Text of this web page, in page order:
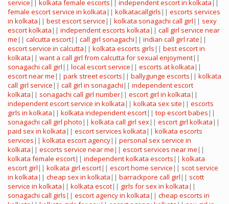
service || kolkata female escorts || independent escort in kolkata ||
female escort service in kolkata || kolkatacallgirls || escorts services
in kolkata || best escort service || kolkata sonagachi call girl || sexy
escort kolkata || independent escorts kolkata || call girl service near
me || calcutta escort|| call girl sonagachi || indian call girl rate ||
escort service in calcutta || kolkata escorts girls || best escort in
kolkata || want a call girl from calcutta for sexual enjoyment||
sonagachi call girl || local escort service || escorts at kolkata ||
escort near me || park street escorts || ballygunge escorts || kolkata
call girl service || call girl in sonagachi || independent escort
kolkata || sonagachi call girl number|| escort girl in kolkata ||
independent escort service in kolkata || kolkata sex site || escorts
girls in kolkata || kolkata independent escort|| top escort babes ||
sonagachi call girl photo || kolkata call girl sex|| escort girl kolkata ||
paid sex in kolkata || escort services kolkata || kolkata escorts
services || kolkata escort agency|| personal sex service in
kolkata || escorts service near me || escort services near me ||
kolkata female escort|| independent kolkata escorts || kolkata
escort girl || kolkata girl escort|| escort home service || scot service
in kolkata || cheap sex in kolkata || barrackpore call girl || scott
service in kolkata || kolkata escot|| girls for sex in kolkata ||
sonagachi call girls || escort agency in kolkata || cheap escorts in